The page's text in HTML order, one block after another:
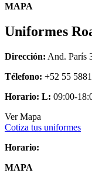
MAPA
Uniformes
Dirección: And. París
Télefono: +52 55
Horario: L: 09:00-
Ver Mapa
Cotiza tus uniformes
Horario:
MAPA